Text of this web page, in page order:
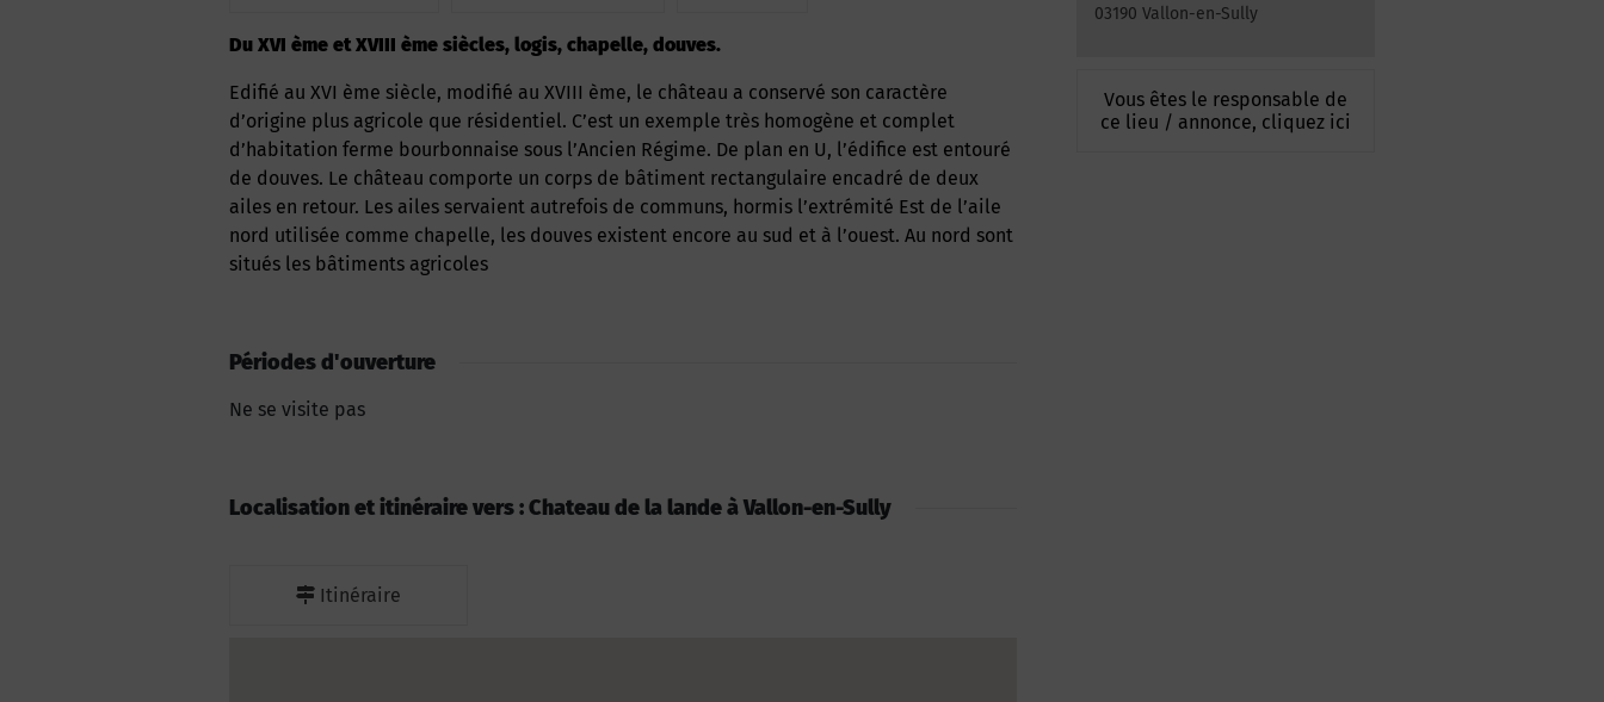
Du XVI ème et XVIII ème siècles, logis, chapelle, douves.
Edifié au XVI ème siècle, modifié au XVIII ème, le château a conservé son caractère
d’origine plus agricole que résidentiel. C’est un exemple très homogène et complet
d’habitation ferme bourbonnaise sous l’Ancien Régime. De plan en U, l’édifice est entouré
de douves. Le château comporte un corps de bâtiment rectangulaire encadré de deux
ailes en retour. Les ailes servaient autrefois de communs, hormis l’extrémité Est de l’aile
nord utilisée comme chapelle, les douves existent encore au sud et à l’ouest. Au nord sont
situés les bâtiments agricoles
03190 Vallon-en-Sully
Vous êtes le responsable de
ce lieu / annonce, cliquez ici
Périodes d'ouverture
Ne se visite pas
Localisation et itinéraire vers : Chateau de la lande à Vallon-en-Sully
Itinéraire